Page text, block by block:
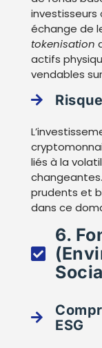
échange de
tokenisation
actifs
vendables
liés à la
prudents et
dans ce
6.
ESG